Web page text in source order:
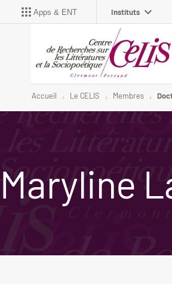
Apps & ENT Instituts
Accueil Le CELIS Membres
Maryline